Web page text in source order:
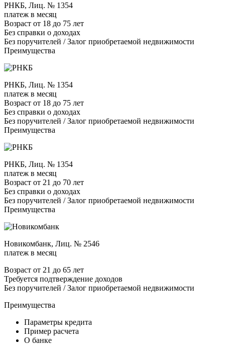
РНКБ, Лиц. № 1354
платеж в месяц
Возраст от 18 до 75 лет
Без справки о доходах
Без поручителей / Залог приобретаемой недвижимости
Преимущества
РНКБ, Лиц. № 1354
платеж в месяц
Возраст от 18 до 75 лет
Без справки о доходах
Без поручителей / Залог приобретаемой недвижимости
Преимущества
РНКБ, Лиц. № 1354
платеж в месяц
Возраст от 21 до 70 лет
Без справки о доходах
Без поручителей / Залог приобретаемой недвижимости
Преимущества
Новикомбанк, Лиц. № 2546
платеж в месяц
Возраст от 21 до 65 лет
Требуется подтверждение доходов
Без поручителей / Залог приобретаемой недвижимости
Преимущества
Параметры кредита
Пример расчета
О банке